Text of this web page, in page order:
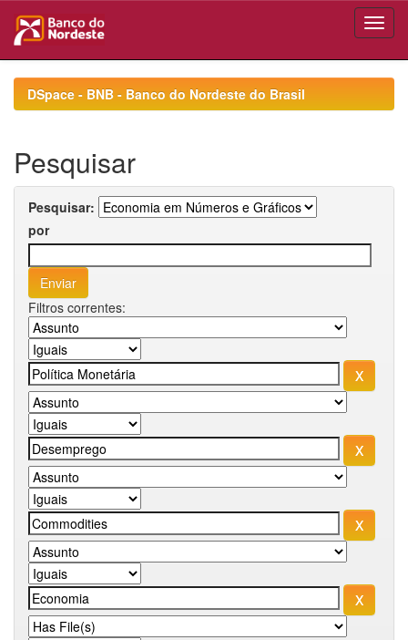
navigationDSpace - BNB - Banco do Nordeste do Brasil
Pesquisar
Pesquisar:
por
Filtros correntes: